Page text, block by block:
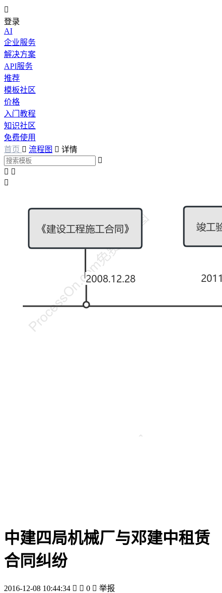

登录
AI
企业服务
解决方案
API服务
推荐
模板社区
价格
入门教程
知识社区
免费使用
首页  流程图  详情

 

中建四局机械厂与邓建中租赁
合同纠纷
2016-12-08 10:44:34   0  举报